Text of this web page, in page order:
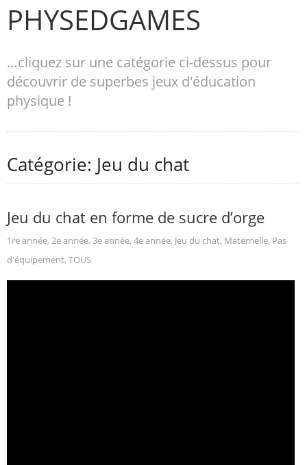
PHYSEDGAMES
…cliquez sur une catégorie ci-dessus pour
découvrir de superbes jeux d'éducation
physique !
Catégorie: Jeu du chat
Jeu du chat en forme de sucre d’orge
1re année, 2e année, 3e année, 4e année, Jeu du chat, Maternelle, Pas
d'équipement, TOUS